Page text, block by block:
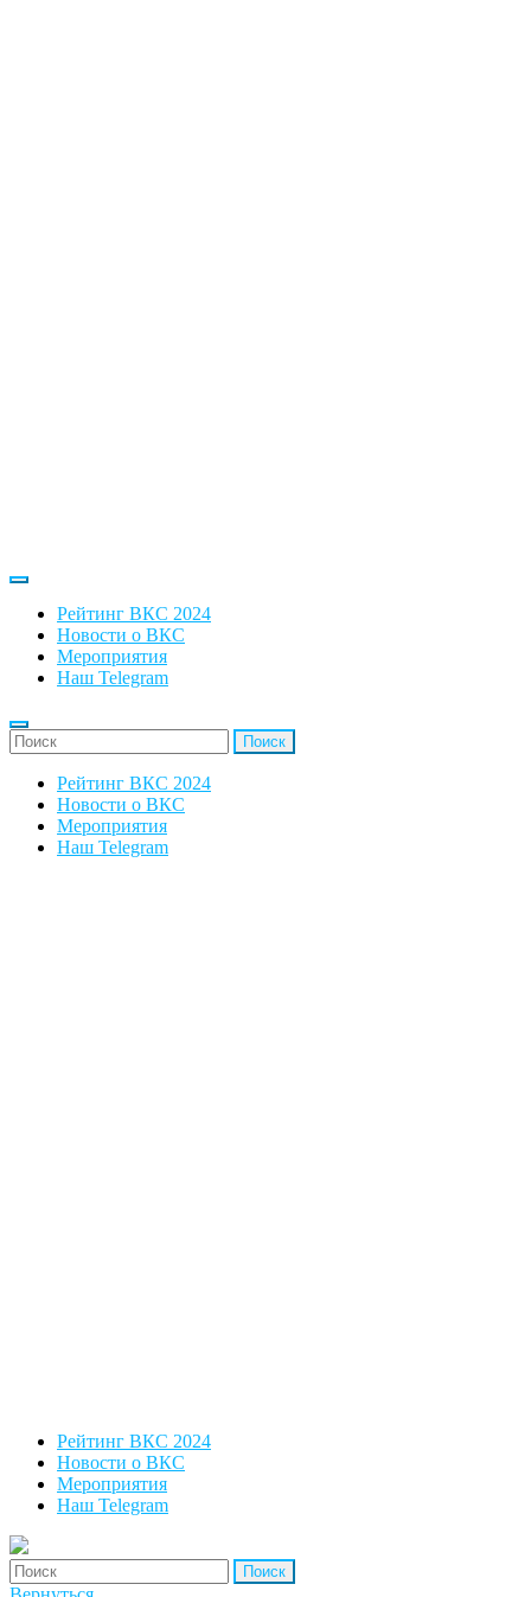
Рейтинг ВКС 2024
Новости о ВКС
Мероприятия
Наш Telegram
'Найти:
Рейтинг ВКС 2024
Новости о ВКС
Мероприятия
Наш Telegram
Рейтинг ВКС 2024
Новости о ВКС
Мероприятия
Наш Telegram
'Найти: